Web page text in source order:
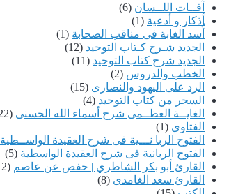
آفــات اللــسان (6)
أذكار و أدعية (1)
أُسد الغابة فى مناقب الصحابة (1)
الجديد شـرح كـتاب التوحيد (12)
الجديد شرح كتاب التوحيد (11)
الخطب والدروس (2)
الرد على اليهود والنصارى (15)
السحر من كتاب التوحيد (4)
الغايــة العظــمى شرح أسماء الله الحسنى (22)
الفتاوى (1)
الفتوح الربا نـــية فى شرح العقيدة الواســطية
الفتوح الربانية فى شرح العقيدة الواسطية (5)
القارئ أبو بكر الشاطري | حفص عن عاصم (12)
القارئ سعد الغامدى (8)